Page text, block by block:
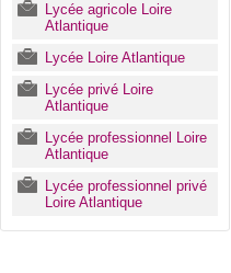
Lycée agricole Loire
Atlantique
Lycée Loire Atlantique
Lycée privé Loire
Atlantique
Lycée professionnel Loire
Atlantique
Lycée professionnel privé
Loire Atlantique